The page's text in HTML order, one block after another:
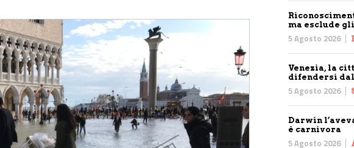
ma esclude
5 Agosto 2026
Venezia, la
difendersi dal
5 Agosto 2026
Darwin
è carnivora
5 Agosto 2026